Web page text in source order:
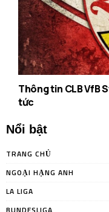
Thông tin CLB VfB
tức
Nổi bật
TRANG CHỦ
NGOẠI HẠNG ANH
LA LIGA